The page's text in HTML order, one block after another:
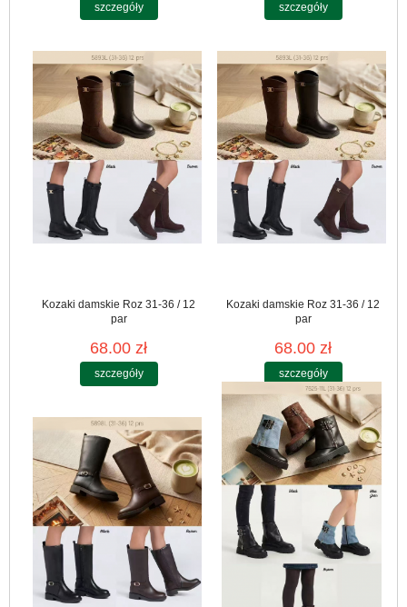
szczegóły szczegóły
Kozaki damskie Roz 31-36 / 12
par
68.00 zł
szczegóły
Kozaki damskie Roz 31-36 / 12
par
68.00 zł
szczegóły